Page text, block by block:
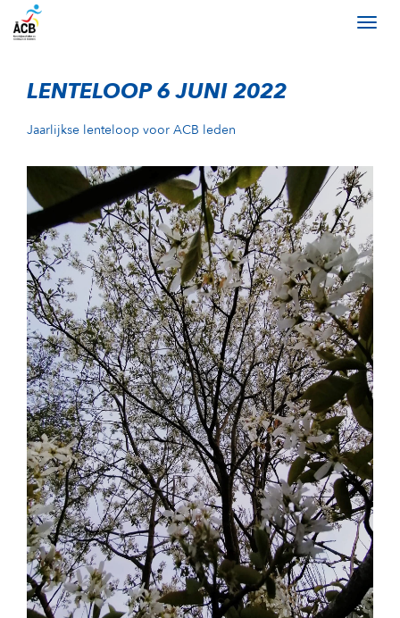
LENTELOOP 6 JUNI 2022
Jaarlijkse lenteloop voor ACB leden